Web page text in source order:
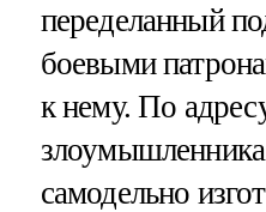
переделанный
боевыми
к нему. По
самодельно